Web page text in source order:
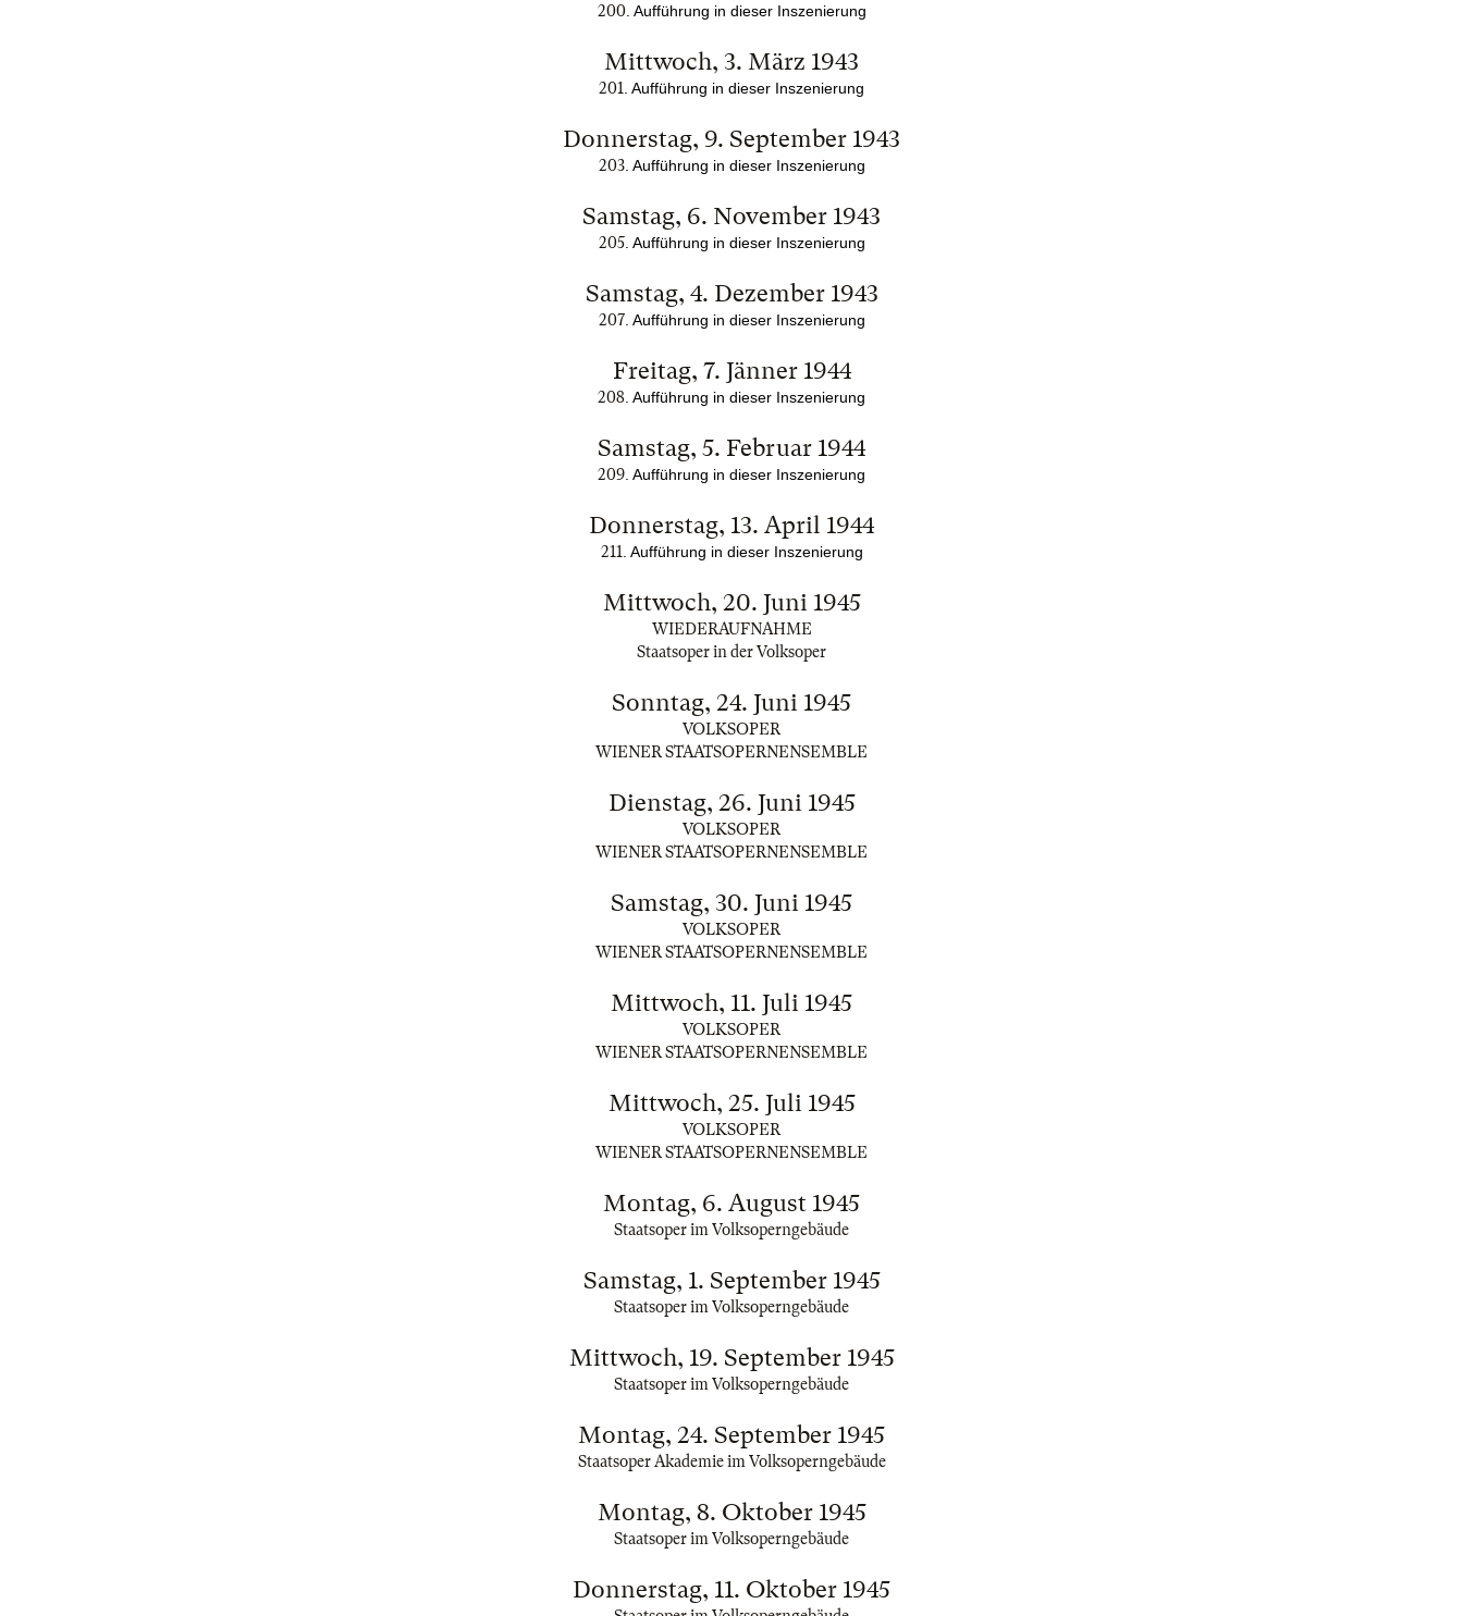
200. Aufführung in dieser Inszenierung
Mittwoch, 3. März 1943
201 . Aufführung in dieser Inszenierung
Donnerstag, 9. September 1943
203. Aufführung in dieser Inszenierung
Samstag, 6. November 1943
205. Aufführung in dieser Inszenierung
Samstag, 4. Dezember 1943
207. Aufführung in dieser Inszenierung
Freitag, 7. Jänner 1944
208 . Aufführung in dieser Inszenierung
Samstag, 5. Februar 1944
209 . Aufführung in dieser Inszenierung
Donnerstag, 13. April 1944
211 . Aufführung in dieser Inszenierung
Mittwoch, 20. Juni 1945
WIEDERAUFNAHME
Staatsoper in der Volksoper
Sonntag, 24. Juni 1945
VOLKSOPER
WIENER STAATSOPERNENSEMBLE
Dienstag, 26. Juni 1945
VOLKSOPER
WIENER STAATSOPERNENSEMBLE
Samstag, 30. Juni 1945
VOLKSOPER
WIENER STAATSOPERNENSEMBLE
Mittwoch, 11. Juli 1945
VOLKSOPER
WIENER STAATSOPERNENSEMBLE
Mittwoch, 25. Juli 1945
VOLKSOPER
WIENER STAATSOPERNENSEMBLE
Montag, 6. August 1945
Staatsoper im Volksoperngebäude
Samstag, 1. September 1945
Staatsoper im Volksoperngebäude
Mittwoch, 19. September 1945
Staatsoper im Volksoperngebäude
Montag, 24. September 1945
Staatsoper Akademie im Volksoperngebäude
Montag, 8. Oktober 1945
Staatsoper im Volksoperngebäude
Donnerstag, 11. Oktober 1945